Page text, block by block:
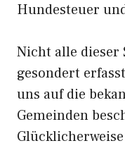
Hundesteuer
Nicht alle dieser
gesondert
uns auf die
Gemeinden